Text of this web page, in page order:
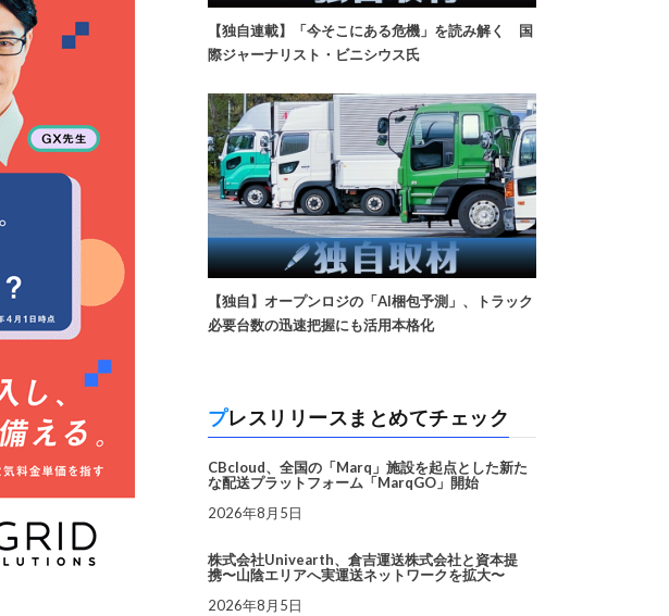
【独自連載】「今そこにある危機」を読み解く 国
際ジャーナリスト・ビニシウス氏
【独自】オープンロジの「AI梱包予測」、トラック
必要台数の迅速把握にも活用本格化
プレスリリースまとめてチェック
CBcloud、全国の「Marq」施設を起点とした新た
な配送プラットフォーム「MarqGO」開始
2026年8月5日
株式会社Univearth、倉吉運送株式会社と資本提
携〜山陰エリアへ実運送ネットワークを拡大〜
2026年8月5日